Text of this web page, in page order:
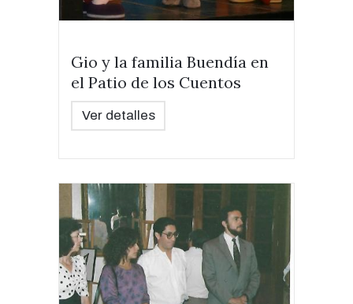
Gio y la familia Buendía en
el Patio de los Cuentos
Ver detalles